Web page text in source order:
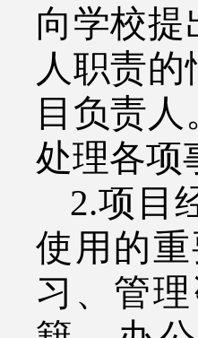
向学校
人职责
目负责
处理各项
2.项目
使用的
习、管